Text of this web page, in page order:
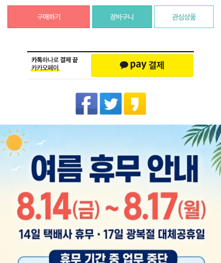
구매하기 장바구니 관심상품